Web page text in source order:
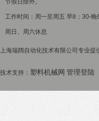
节假日除外。
工作时间：周一至周五 早8：30-晚
周日、周六休息
上海瑞阔自动化技术有限公司专业
技术支持： 塑料机械网 管理登陆